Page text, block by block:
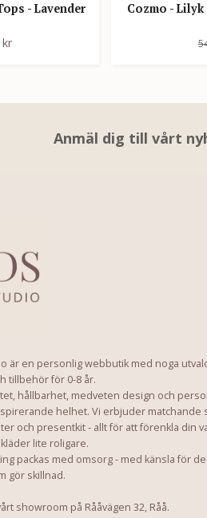
- Lavender
kr
Cozmo -
Anmäl dig till vårt
är en personlig webbutik med noga
tillbehör för 0-8 år.
hållbarhet, medveten design och
helhet. Vi erbjuder matchande
och presentkit - allt för att förenkla din
lite roligare.
packas med omsorg - med känsla för
gör skillnad.
showroom på Rååvägen 32, Råå.